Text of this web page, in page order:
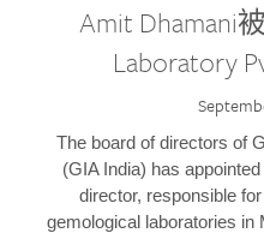
Amit Dhamani
Laboratory
The board of directors of
(GIA India) has
director, responsible
gemological laboratories in